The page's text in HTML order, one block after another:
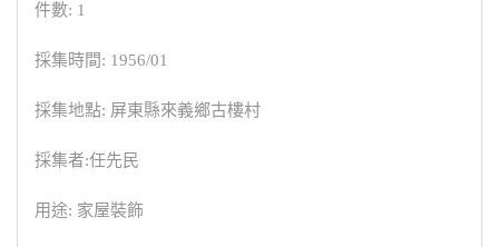
件數: 1
採集時間: 1956/01
採集地點: 屏東縣來義鄉古樓村
採集者:任先民
用途: 家屋裝飾